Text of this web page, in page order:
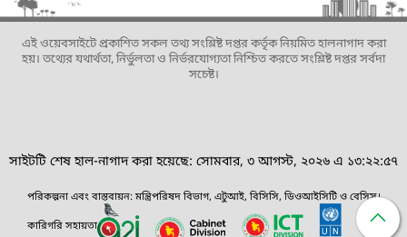
এই ওয়েবসাইটে প্রকাশিত সকল তথ্য সংশ্লিষ্ট দপ্তর কর্তৃক নিয়মিত হালনাগাদ করা
হয়। তথ্যের যথার্থতা, নির্ভুলতা ও নির্ভরযোগ্যতা নিশ্চিত করতে সংশ্লিষ্ট দপ্তর সর্বদা
সচেষ্ট।
সাইটটি শেষ হাল-নাগাদ করা হয়েছে: সোমবার, ৩ আগস্ট, ২০২৬ এ ১৩:২২:৫৭
পরিকল্পনা এবং বাস্তবায়ন: মন্ত্রিপরিষদ বিভাগ, এটুআই, বিসিসি, ডিওআইসিটি ও বেসিস।
কারিগরি সহায়তা